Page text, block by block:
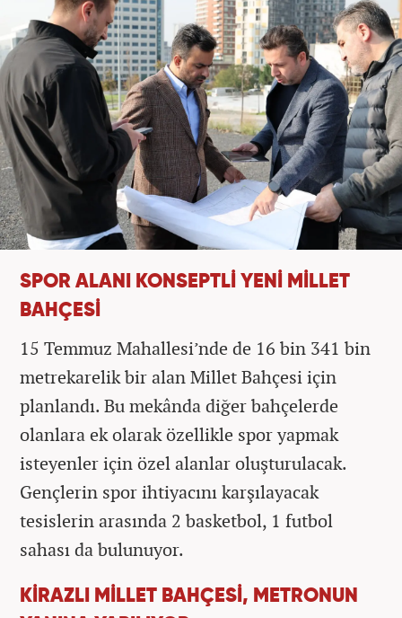
SPOR ALANI KONSEPTLİ YENİ MİLLET
BAHÇESİ
15 Temmuz Mahallesi’nde de 16 bin 341 bin
metrekarelik bir alan Millet Bahçesi için
planlandı. Bu mekânda diğer bahçelerde
olanlara ek olarak özellikle spor yapmak
isteyenler için özel alanlar oluşturulacak.
Gençlerin spor ihtiyacını karşılayacak
tesislerin arasında 2 basketbol, 1 futbol
sahası da bulunuyor.
KİRAZLI MİLLET BAHÇESİ, METRONUN